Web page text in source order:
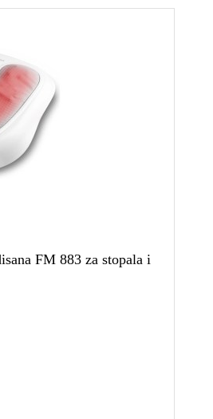
FM 883 za stopala i